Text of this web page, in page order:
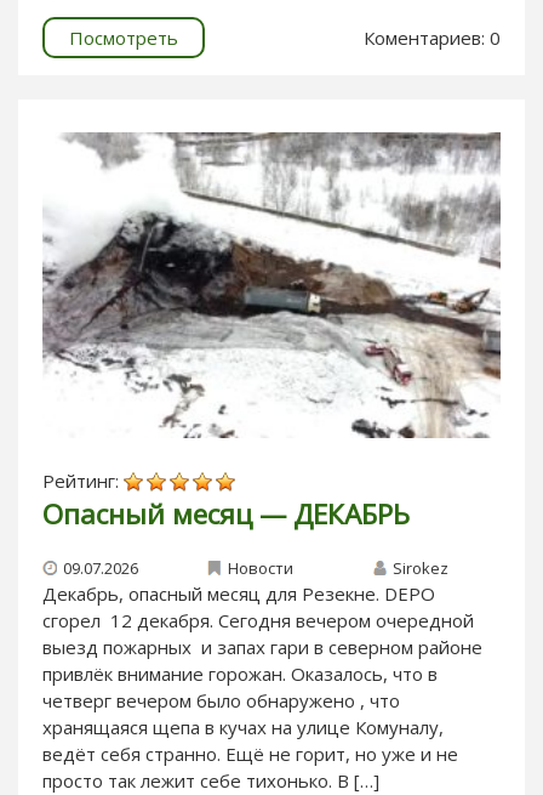
Посмотреть Коментариев: 0
Рейтинг:
Опасный месяц — ДЕКАБРЬ
09.07.2026 Новости Sirokez
Декабрь, опасный месяц для Резекне. DEPO
сгорел 12 декабря. Сегодня вечером очередной
выезд пожарных и запах гари в северном районе
привлёк внимание горожан. Оказалось, что в
четверг вечером было обнаружено , что
хранящаяся щепа в кучах на улице Комуналу,
ведёт себя странно. Ещё не горит, но уже и не
просто так лежит себе тихонько. В […]